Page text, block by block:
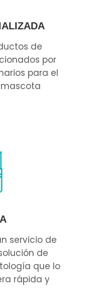
de
por
para el
servicio de
de
que lo
rápida y